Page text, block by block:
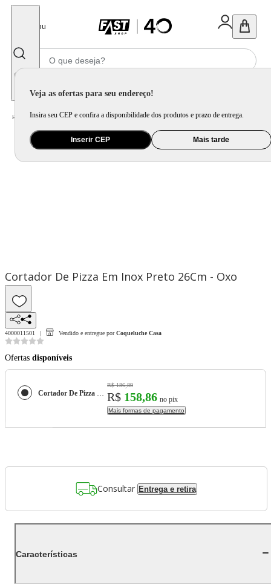
Menu
Veja as ofertas para seu endereço!
Insira seu CEP e confira a disponibilidade dos produtos e prazo de entrega.
Inserir CEP Mais tarde
Home Utilidade Doméstica Cozinha / Utensílio de Preparo
Cortador De Pizza Em Inox Preto 26Cm - Oxo
4000011501 Vendido e entregue por Coqueluche Casa
Ofertas disponíveis
Cortador De Pizza Em Inox Preto 26Cm - Oxo
R$ 186,89
R$ 158,86 no pix
Mais formas de pagamento
Consultar Entrega e retira
Características